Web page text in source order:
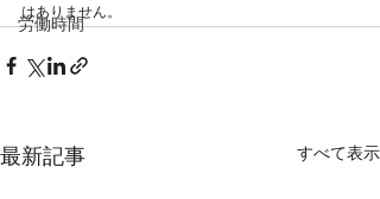
労働時間
はありません。
最新記事 すべて表示